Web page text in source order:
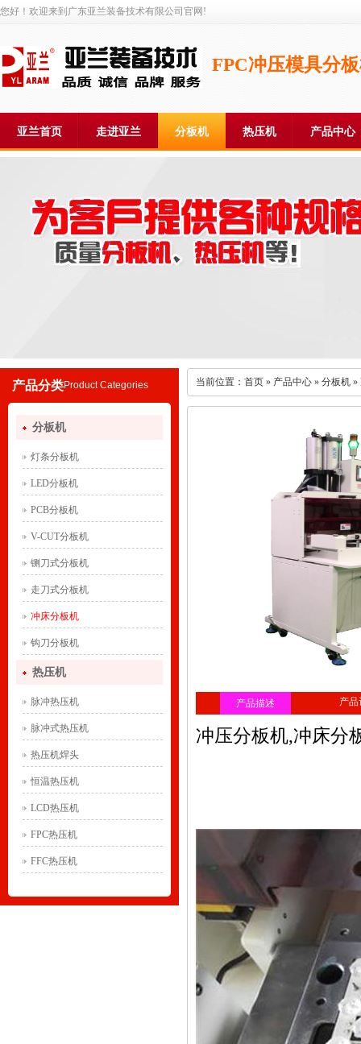
您好！欢迎来到广东亚兰装备技术有限公司官网!
FPC冲压模具分
亚兰首页 走进亚兰 分板机 热压机 产品中心
产品分类Product Categories
分板机
灯条分板机
LED分板机
PCB分板机
V-CUT分板机
铡刀式分板机
走刀式分板机
冲床分板机
钩刀分板机
热压机
脉冲热压机
脉冲式热压机
热压机焊头
恒温热压机
LCD热压机
FPC热压机
FFC热压机
当前位置： 首页 » 产品中心 » 分板机 »
产品描述 产品
冲压分板机,冲床分